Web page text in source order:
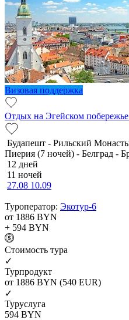
Визовая поддержка
Отдых на Эгейском
Будапешт - Рильский
Пиерия (7 ночей) - Белград -
12 дней
11 ночей
27.08 10.09
Туроператор: Экотур-6
от 1886 BYN
+ 594 BYN
Cтоимость тура
✓
Турпродукт
от 1886 BYN (540 EUR)
✓
Туруслуга
594 BYN